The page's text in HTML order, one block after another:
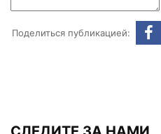
Поделиться публикацией: